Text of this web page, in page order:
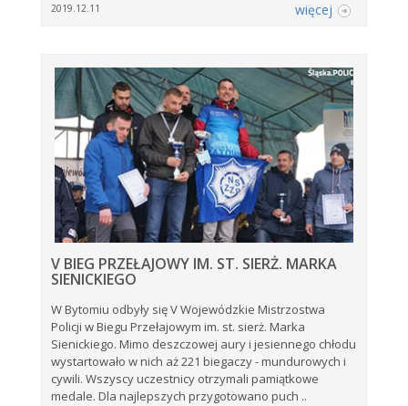
2019.12.11 więcej
V BIEG PRZEŁAJOWY IM. ST. SIERŻ. MARKA
SIENICKIEGO
W Bytomiu odbyły się V Wojewódzkie Mistrzostwa
Policji w Biegu Przełajowym im. st. sierż. Marka
Sienickiego. Mimo deszczowej aury i jesiennego chłodu
wystartowało w nich aż 221 biegaczy - mundurowych i
cywili. Wszyscy uczestnicy otrzymali pamiątkowe
medale. Dla najlepszych przygotowano puch ..